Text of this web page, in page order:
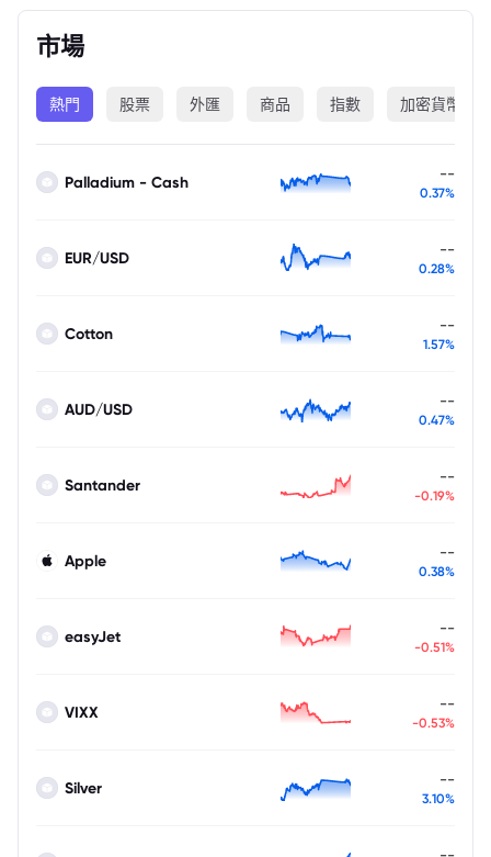
市場
熱門 股票 外匯 商品 指數 加密貨幣
Palladium - Cash --
0.37%
EUR/USD --
0.28%
Cotton --
1.57%
AUD/USD --
0.47%
Santander --
-0.19%
Apple --
0.38%
easyJet --
-0.51%
VIXX --
-0.53%
Silver --
3.10%